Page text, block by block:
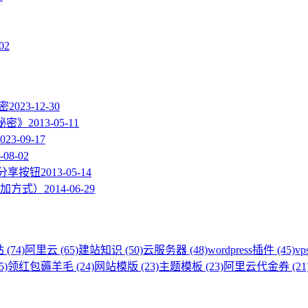
2023-12-30
》 2013-05-11
09-17
08-02
享按钮2013-05-14
方式） 2014-06-29
(74)阿里云 (65)建站知识 (50)云服务器 (48)wordpress插件 (45)
领红包薅羊毛 (24)网站模版 (23)主题模板 (23)阿里云代金券